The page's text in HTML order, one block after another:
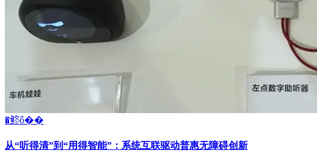
�鿴ȫ��
从“听得清”到“用得智能”：系统互联驱动普惠无障碍创新